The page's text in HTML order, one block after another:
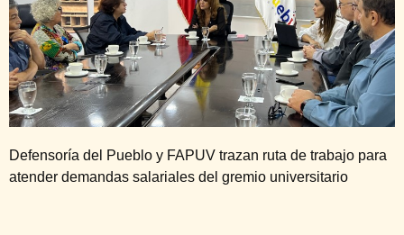
Defensoría del Pueblo y FAPUV trazan ruta de trabajo para
atender demandas salariales del gremio universitario